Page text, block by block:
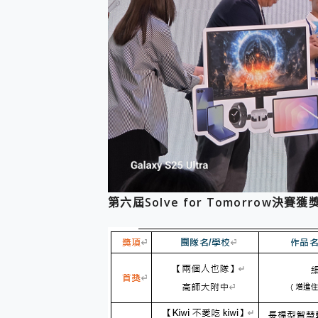
第六屆Solve for Tomorrow決賽獲